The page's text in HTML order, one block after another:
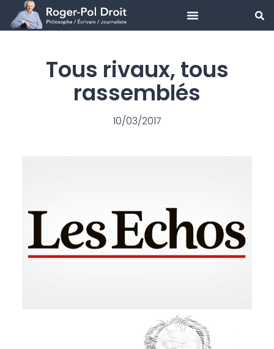
Aller
Tous rivaux, tous
rassemblés
10/03/2017